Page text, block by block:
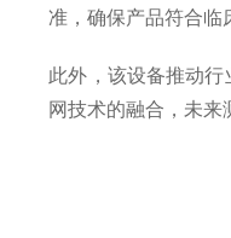
准，确保产品符合临
此外，该设备推动
网技术的融合，未来